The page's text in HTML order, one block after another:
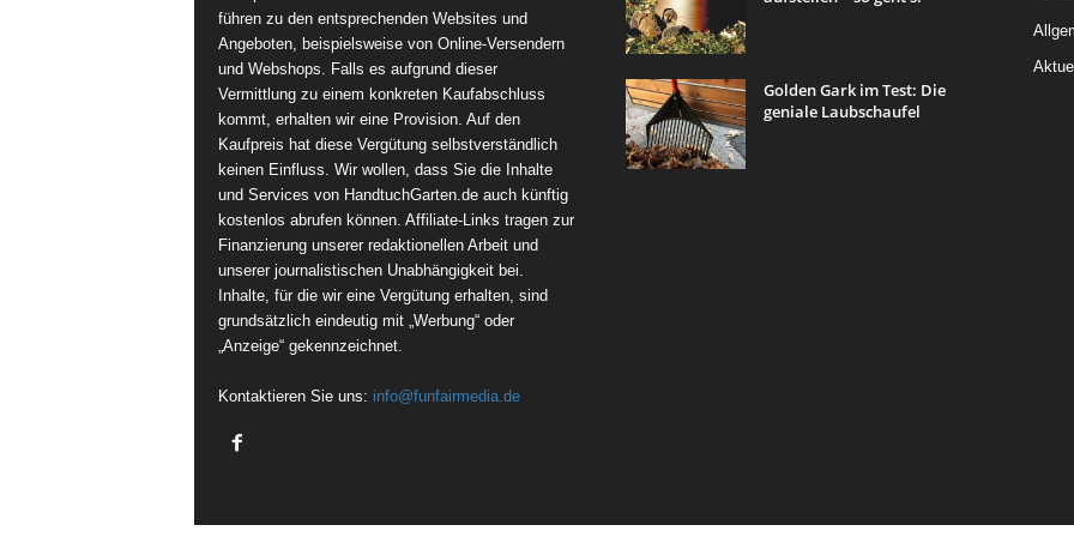
führen zu den entsprechenden Websites und
Angeboten, beispielsweise von Online-Versendern
und Webshops. Falls es aufgrund dieser
Vermittlung zu einem konkreten Kaufabschluss
kommt, erhalten wir eine Provision. Auf den
Kaufpreis hat diese Vergütung selbstverständlich
keinen Einfluss. Wir wollen, dass Sie die Inhalte
und Services von HandtuchGarten.de auch künftig
kostenlos abrufen können. Affiliate-Links tragen zur
Finanzierung unserer redaktionellen Arbeit und
unserer journalistischen Unabhängigkeit bei.
Inhalte, für die wir eine Vergütung erhalten, sind
grundsätzlich eindeutig mit „Werbung“ oder
„Anzeige“ gekennzeichnet.
Kontaktieren Sie uns: info@funfairmedia.de
Golden Gark im Test: Die
geniale Laubschaufel